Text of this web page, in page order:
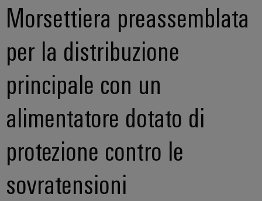
Morsettiera preassemblata
per la distribuzione
principale con un
alimentatore dotato di
protezione contro le
sovratensioni